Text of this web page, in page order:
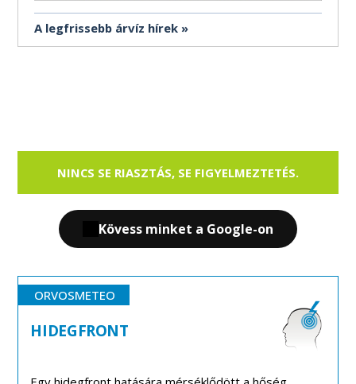
A legfrissebb árvíz hírek
NINCS SE RIASZTÁS, SE FIGYELMEZTETÉS.
Kövess minket a Google-on
ORVOSMETEO
HIDEGFRONT